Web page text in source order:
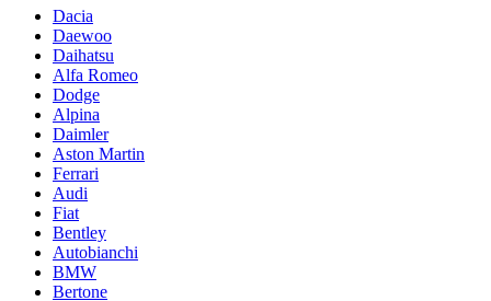
Dacia
Daewoo
Daihatsu
Alfa Romeo
Dodge
Alpina
Daimler
Aston Martin
Ferrari
Audi
Fiat
Bentley
Autobianchi
BMW
Bertone